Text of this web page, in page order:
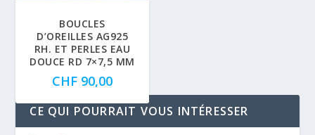
BOUCLES
D’OREILLES AG925
RH. ET PERLES EAU
DOUCE RD 7×7,5 MM
CHF 90,00
CE QUI POURRAIT VOUS INTÉRESSER